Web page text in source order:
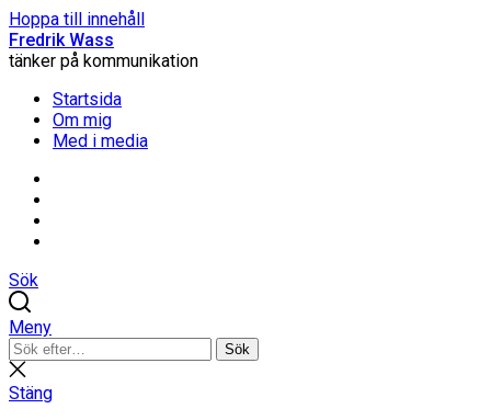
Hoppa till innehåll
Fredrik Wass
tänker på kommunikation
Startsida
Om mig
Med i media
Sök
Meny
Sök
efter:
Sök
Stäng
sökning
Stäng